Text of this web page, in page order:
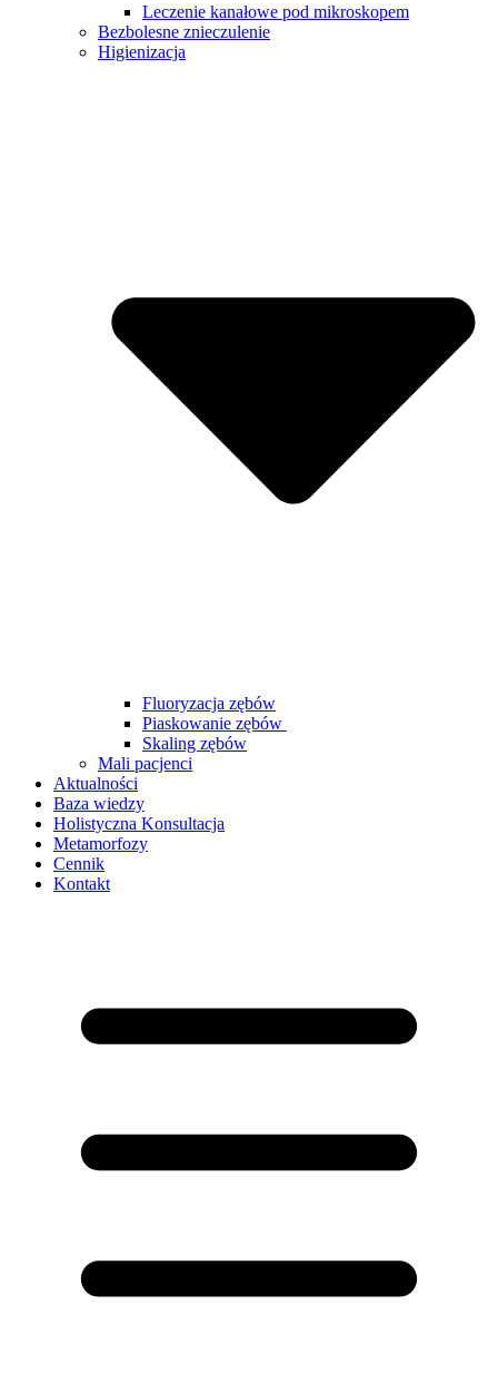
Leczenie kanałowe pod mikroskopem
Bezbolesne znieczulenie
Higienizacja
Fluoryzacja zębów
Piaskowanie zębów
Skaling zębów
Mali pacjenci
Aktualności
Baza wiedzy
Holistyczna Konsultacja
Metamorfozy
Cennik
Kontakt